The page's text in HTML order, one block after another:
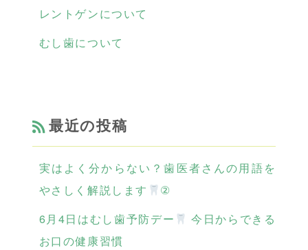
レントゲンについて
むし歯について
最近の投稿
実はよく分からない？歯医者さんの用語を
やさしく解説します
②
6月4日はむし歯予防デー
今日からできる
お口の健康習慣